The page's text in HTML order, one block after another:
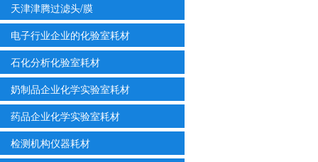
天津津腾过滤头/膜
电子行业企业的化验室耗材
石化分析化验室耗材
奶制品企业化学实验室耗材
药品企业化学实验室耗材
检测机构仪器耗材